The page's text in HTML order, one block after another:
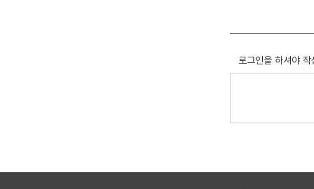
로그인을 하셔야